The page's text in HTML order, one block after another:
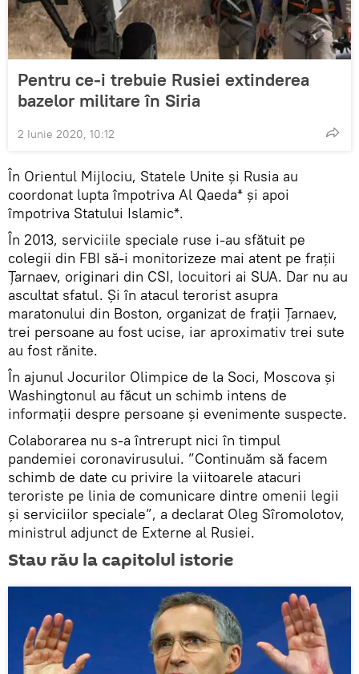
Pentru ce-i trebuie Rusiei extinderea
bazelor militare în Siria
2 Iunie 2020, 10:12
În Orientul Mijlociu, Statele Unite și Rusia au
coordonat lupta împotriva Al Qaeda* și apoi
împotriva Statului Islamic*.
În 2013, serviciile speciale ruse i-au sfătuit pe
colegii din FBI să-i monitorizeze mai atent pe frații
Țarnaev, originari din CSI, locuitori ai SUA. Dar nu au
ascultat sfatul. Și în atacul terorist asupra
maratonului din Boston, organizat de frații Țarnaev,
trei persoane au fost ucise, iar aproximativ trei sute
au fost rănite.
În ajunul Jocurilor Olimpice de la Soci, Moscova și
Washingtonul au făcut un schimb intens de
informații despre persoane și evenimente suspecte.
Colaborarea nu s-a întrerupt nici în timpul
pandemiei coronavirusului. ”Continuăm să facem
schimb de date cu privire la viitoarele atacuri
teroriste pe linia de comunicare dintre omenii legii
și serviciilor speciale”, a declarat Oleg Sîromolotov,
ministrul adjunct de Externe al Rusiei.
Stau rău la capitolul istorie